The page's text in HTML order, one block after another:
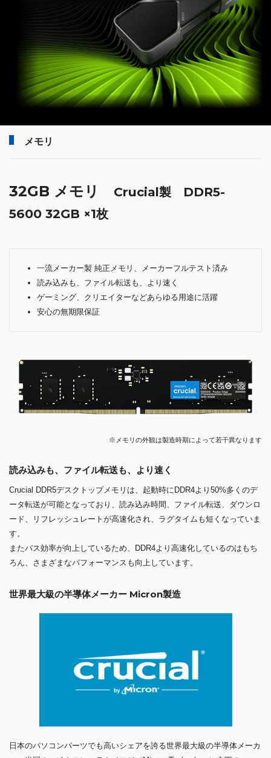
メモリ
32GB メモリ
Crucial製 DDR5-
5600 32GB ×1枚
一流メーカー製 純正メモリ、メーカーフルテスト済み
読み込みも、ファイル転送も、より速く
ゲーミング、クリエイターなどあらゆる用途に活躍
安心の無期限保証
※メモリの外観は製造時期によって若干異なります
読み込みも、ファイル転送も、より速く
Crucial DDR5デスクトップメモリは、起動時にDDR4より50%多くのデ
ータ転送が可能となっており、読み込み時間、ファイル転送、ダウンロ
ード、リフレッシュレートが高速化され、ラグタイムも短くなっていま
す。
またバス効率が向上しているため、DDR4より高速化しているのはもち
ろん、さまざまなパフォーマンスも向上しています。
世界最大級の半導体メーカー Micron製造
日本のパソコンパーツでも高いシェアを誇る世界最大級の半導体メーカ